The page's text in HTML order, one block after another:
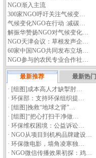
NGO渐入主流
300家NGO呼吁关注气候变…
气候变化NGO在行动 :减碳…
解振华赞扬NGO对气候变化…
NGO天津会议：草根发声企…
60家中国NGO共同发布立场…
NGO参与的农民专业合作社…
最新推荐
最新热门
· [组图] 成本高人才缺掣肘…
· 环保部：支持环保组织提…
· [组图]挽救“地球之肾”…
· [组图]“把心打扫干净做…
· 环保维权困境：公益诉讼…
· NGO从项目到机构品牌建设…
· 环保微电影，墙角凌寒独…
· NGO微信传播效果初探：鸡…